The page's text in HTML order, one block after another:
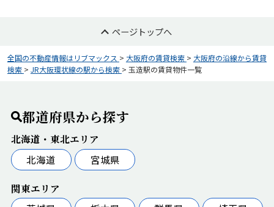
ページトップへ
全国の不動産情報はリブマックス > 大阪府の賃貸検索 > 大阪府の沿線から賃貸
検索 > JR大阪環状線の駅から検索 > 玉造駅の賃貸物件一覧
都道府県から探す
北海道・東北エリア
北海道
宮城県
関東エリア